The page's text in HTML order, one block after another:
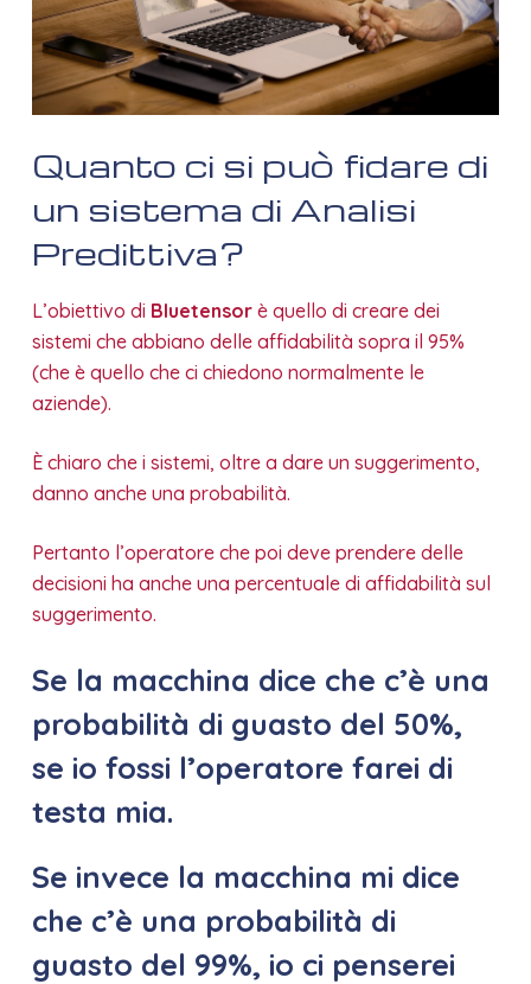
Quanto ci si può fidare di
un sistema di Analisi
Predittiva?
L’obiettivo di Bluetensorè quello di creare dei
sistemi che abbiano delle affidabilità sopra il 95%
(che è quello che ci chiedono normalmente le
aziende).
È chiaro che i sistemi, oltre a dare un suggerimento,
danno anche una probabilità.
Pertanto l’operatore che poi deve prendere delle
decisioni ha anche una percentuale di affidabilità sul
suggerimento.
Se la macchina dice che c’è una
probabilità di guasto del 50%,
se io fossi l’operatore farei di
testa mia.
Se invece la macchina mi dice
che c’è una probabilità di
guasto del 99%, io ci penserei